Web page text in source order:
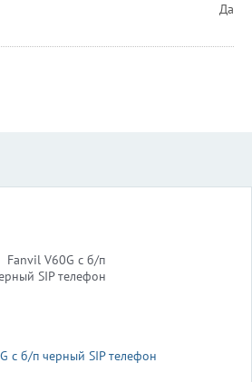
Да
c б/п черный SIP телефон